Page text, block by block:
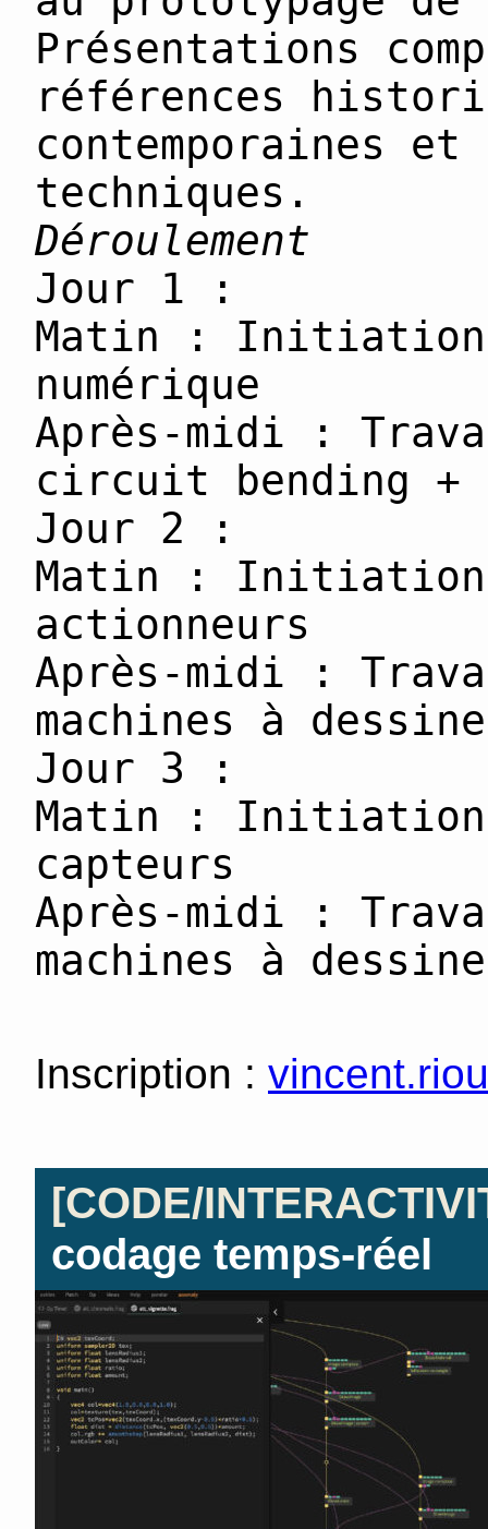
Présentations
références
contemporaines
techniques.
Déroulement
Jour 1 :
Matin : Initiation
numérique
Après-midi :
circuit bending
Jour 2 :
Matin :
actionneurs
Après-midi :
machines à
Jour 3 :
Matin :
capteurs
Après-midi :
machines à
Inscription :
[CODE/
codage temps-réel